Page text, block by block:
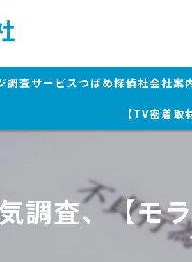
調査サービス
浮気調査
行方調査・人探し
ストーカー対策
つばめ探偵社会社案
つばめ探偵社｜福岡
つばめ探偵社 赤坂大手
久留米つばめ探偵社
【TV密着取
調査、【モ